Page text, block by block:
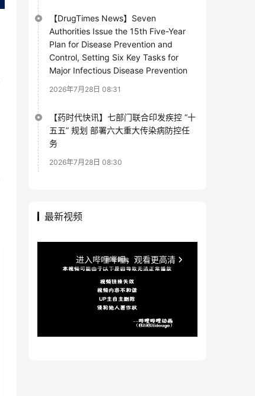
【DrugTimes News】Seven
Authorities Issue the 15th Five-Year
Plan for Disease Prevention and
Control, Setting Six Key Tasks for
Major Infectious Disease Prevention
2026年7月28日 08:31
【药时代快讯】七部门联合印发疾控 “十
五五” 规划 部署六大重大传染病防控任
务
2026年7月28日 08:30
最新视频